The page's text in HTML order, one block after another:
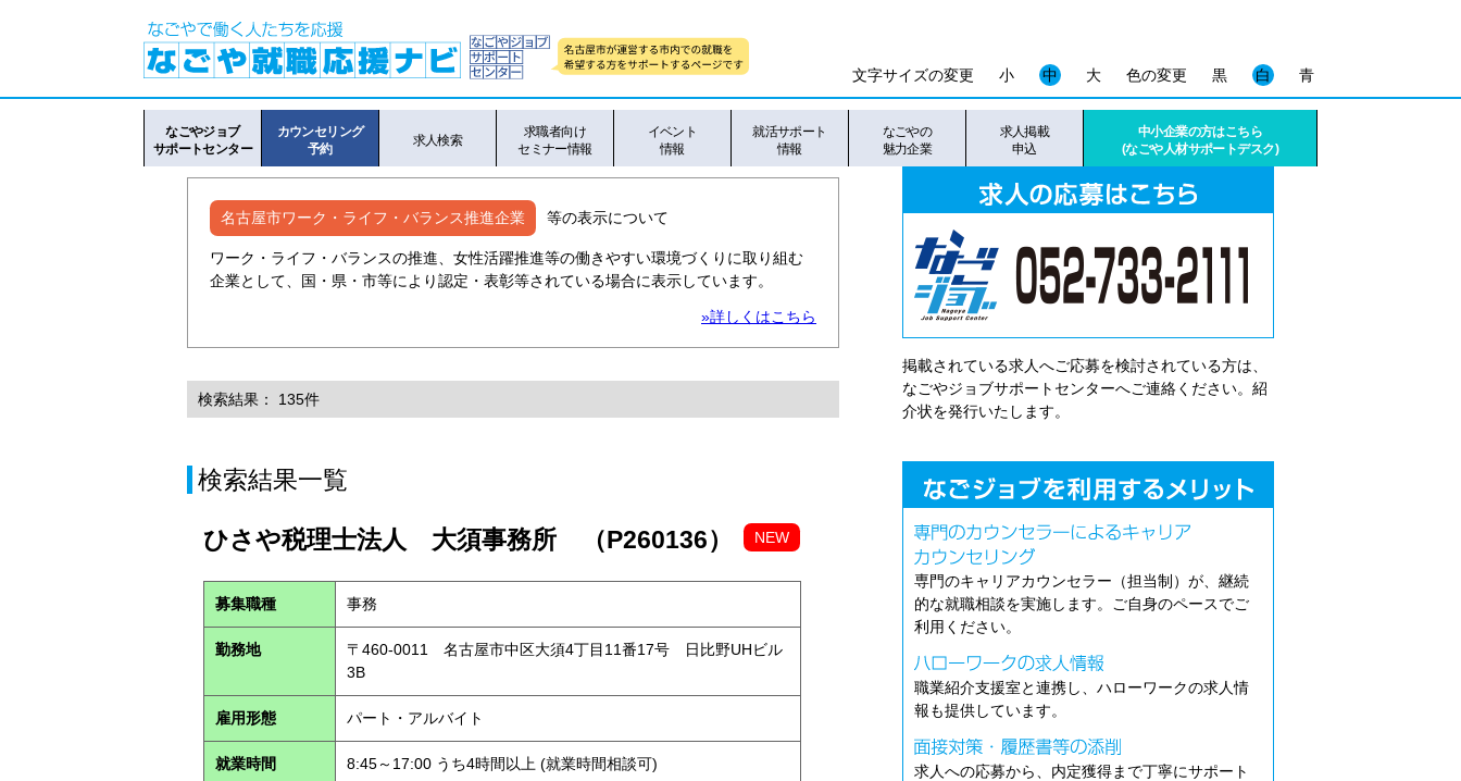
色の変更 黒 白 青
文字サイズの変更 小 中 大
なごやジョブ
サポートセンター
カウンセリング
予約
求人検索
求職者向け
セミナー情報
イベント
情報
就活サポート
情報
なごやの
魅力企業
求人掲載
申込
中小企業の方はこちら
(なごや人材サポートデスク)
名古屋市ワーク・ライフ・バランス推進企業 等の表示について
ワーク・ライフ・バランスの推進、女性活躍推進等の働きやすい環境づくりに取り組む
企業として、国・県・市等により認定・表彰等されている場合に表示しています。
»詳しくはこちら
検索結果： 135件
検索結果一覧
ひさや税理士法人 大須事務所 （P260136） NEW
募集職種 事務
勤務地
〒460-0011 名古屋市中区大須4丁目11番17号 日比野UHビル
3B
雇用形態 パート・アルバイト
就業時間 8:45～17:00 うち4時間以上 (就業時間相談可)
掲載されている求人へご応募を検討されている方は、
なごやジョブサポートセンターへご連絡ください。紹
介状を発行いたします。
専門のキャリアカウンセラー（担当制）が、継続
的な就職相談を実施します。ご自身のペースでご
利用ください。
職業紹介支援室と連携し、ハローワークの求人情
報も提供しています。
求人への応募から、内定獲得まで丁寧にサポート